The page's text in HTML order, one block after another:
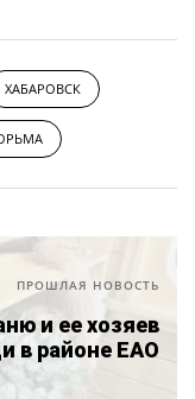
ХАБАРОВСК
ПРОШЛАЯ НОВОСТЬ
и ее хозяев
в районе ЕАО